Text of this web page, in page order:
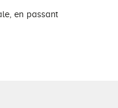
en passant